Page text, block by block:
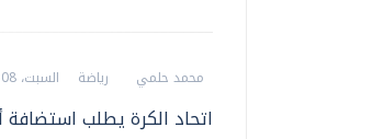
محمد حلمي رياضة السبت، 08 اغسطس 2026 06:35 م
اتحاد الكرة يطلب استضافة أمم